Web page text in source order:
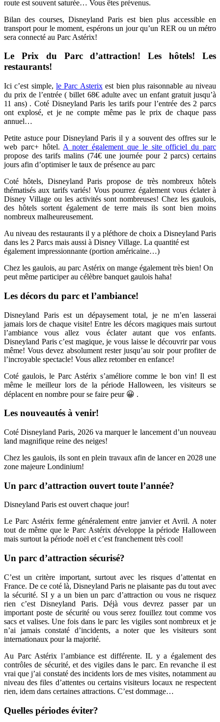
route est souvent saturée… Vous êtes prévenus.
Bilan des courses, Disneyland Paris est bien plus accessible en
transport pour le moment, espérons un jour qu’un RER ou un métro
sera connecté au Parc Astérix!
Le Prix du Parc d’attraction! Les hôtels! Les
restaurants!
Ici c’est simple,le Parc Asterixest bien plus raisonnable au niveau
du prix de l’entrée ( billet 68€ adulte avec un enfant gratuit jusqu’à
11 ans) . Coté Disneyland Paris les tarifs pour l’entrée des 2 parcs
ont explosé, et je ne compte même pas le prix de chaque pass
annuel…
Petite astuce pour Disneyland Paris il y a souvent des offres sur le
web parc+ hôtel. A noter également que le site officiel du parc
propose des tarifs malins (74€ une journée pour 2 parcs) certains
jours afin d’optimiser le taux de présence au parc
Coté hôtels, Disneyland Paris propose de très nombreux hôtels
thématisés aux tarifs variés! Vous pourrez également vous éclater à
Disney Village ou les activités sont nombreuses! Chez les gaulois,
des hôtels sortent également de terre mais ils sont bien moins
nombreux malheureusement.
Au niveau des restaurants il y a pléthore de choix a Disneyland Paris
dans les 2 Parcs mais aussi à Disney Village. La quantité est
également impressionnante (portion américaine…)
Chez les gaulois, au parc Astérix on mange également très bien! On
peut même participer au célèbre banquet gaulois haha!
Les décors du parc et l’ambiance!
Disneyland Paris est un dépaysement total, je ne m’en lasserai
jamais lors de chaque visite! Entre les décors magiques mais surtout
l’ambiance vous allez vous éclater autant que vos enfants.
Disneyland Paris c’est magique, je vous laisse le découvrir par vous
même! Vous devez absolument rester jusqu’au soir pour profiter de
l’incroyable spectacle! Vous allez retomber en enfance!
Coté gaulois, le Parc Astérix s’améliore comme le bon vin! Il est
même le meilleur lors de la période Halloween, les visiteurs se
déplacent en nombre pour se faire peur 😀 .
Les nouveautés à venir!
Coté Disneyland Paris, 2026 va marquer le lancement d’un nouveau
land magnifique reine des neiges!
Chez les gaulois, ils sont en plein travaux afin de lancer en 2028 une
zone majeure Londinium!
Un parc d’attraction ouvert toute l’année?
Disneyland Paris est ouvert chaque jour!
Le Parc Astérix ferme généralement entre janvier et Avril. A noter
tout de même que le Parc Astérix développe la période Halloween
mais surtout la période noël et c’est franchement très cool!
Un parc d’attraction sécurisé?
C’est un critère important, surtout avec les risques d’attentat en
France. De ce coté là, Disneyland Paris ne plaisante pas du tout avec
la sécurité. SI y a un bien un parc d’attraction ou vous ne risquez
rien c’est Disneyland Paris. Déjà vous devrez passer par un
important poste de sécurité ou vous serez fouillez tout comme vos
sacs et valises. Une fois dans le parc les vigiles sont nombreux et je
n’ai jamais constaté d’incidents, a noter que les visiteurs sont
internationaux pour la majorité.
Au Parc Astérix l’ambiance est différente. IL y a également des
contrôles de sécurité, et des vigiles dans le parc. En revanche il est
vrai que j’ai constaté des incidents lors de mes visites, notamment au
niveau des files d’attentes ou certains visiteurs locaux ne respectent
rien, idem dans certaines attractions. C’est dommage…
Quelles périodes éviter?